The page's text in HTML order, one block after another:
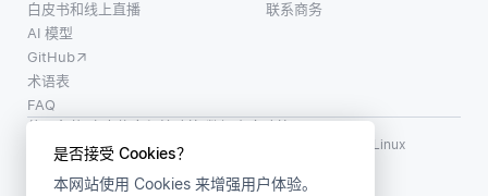
是否接受 Cookies？
本网站使用 Cookies 来增强用户体验。
白皮书和线上直播
AI 模型
GitHub
术语表
FAQ
联系商务
使用条款·个人信息保护政策·数据安全政策
LF AI、LF AI & Data、Milvus，以及相关的开源项目名称为 Linux
Foundation 所有商标
版权所有 ©2026 上海赜睿信息科技有限公司保留所有权利